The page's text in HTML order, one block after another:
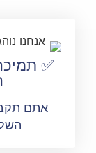
תמיכה
אתם תקבלו
השלבים